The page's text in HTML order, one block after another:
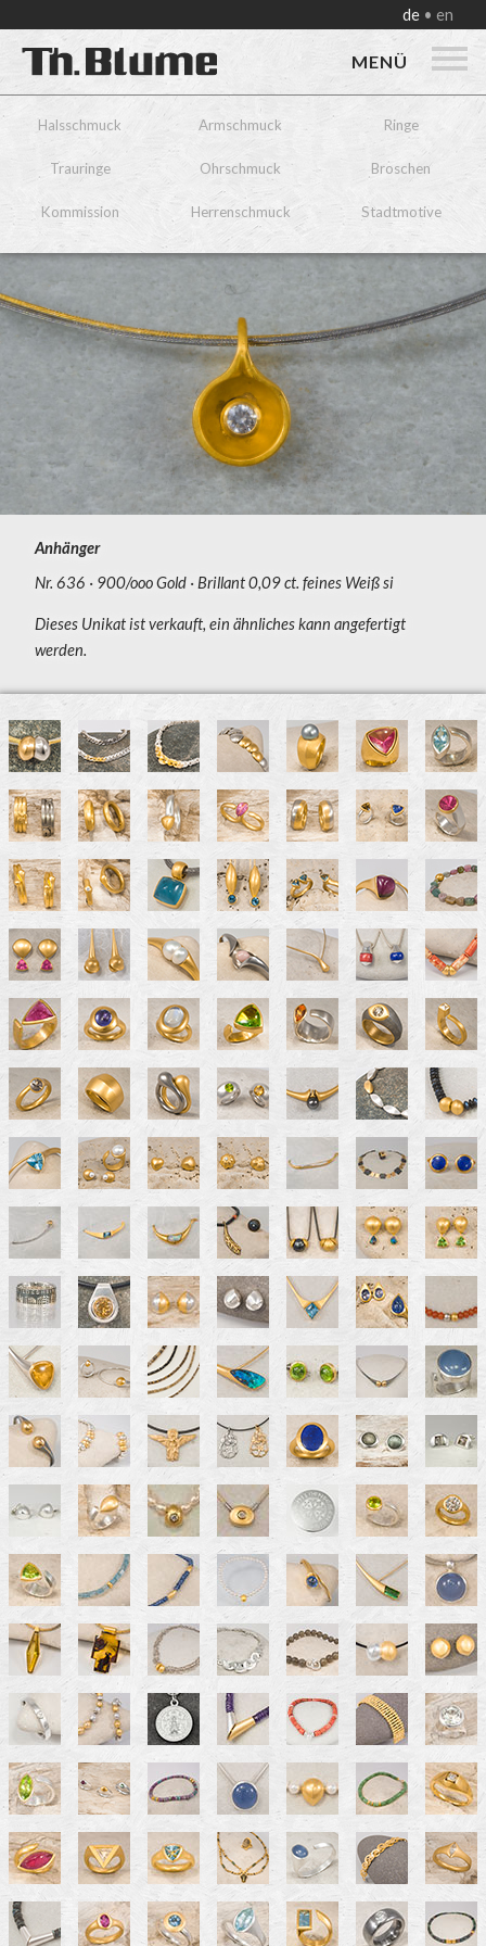
de en
MENÜ
Halsschmuck Armschmuck Ringe
Trauringe Ohrschmuck Broschen
Kommission Herrenschmuck Stadtmotive
Anhänger
Nr. 636
900/ooo Gold Brillant 0,09 ct. feines Weiß si
Dieses Unikat ist verkauft, ein ähnliches kann angefertigt
werden.